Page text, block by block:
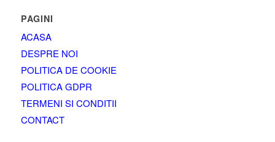
PAGINI
ACASA
DESPRE NOI
POLITICA DE COOKIE
POLITICA GDPR
TERMENI SI CONDITII
CONTACT